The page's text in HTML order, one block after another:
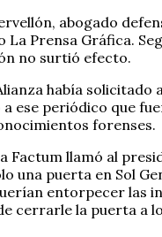
abogado
La Prensa Gráfica.
no surtió efecto.
había
ese periódico que
forenses.
Factum llamó al
una puerta en Sol
entorpecer las
cerrarle la puerta a